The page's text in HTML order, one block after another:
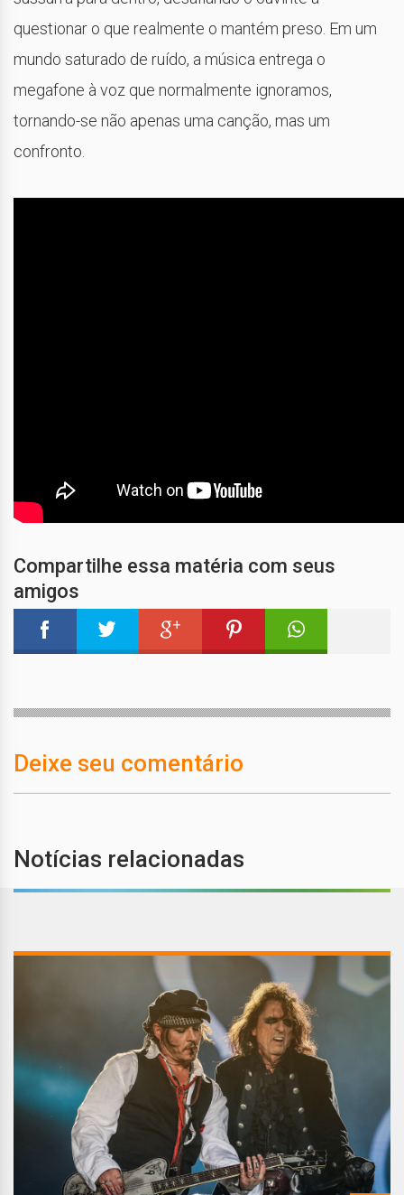
questionar o que realmente o mantém preso. Em um
mundo saturado de ruído, a música entrega o
megafone à voz que normalmente ignoramos,
tornando-se não apenas uma canção, mas um
confronto.
Compartilhe essa matéria com seus
amigos
Deixe seu comentário
Notícias relacionadas